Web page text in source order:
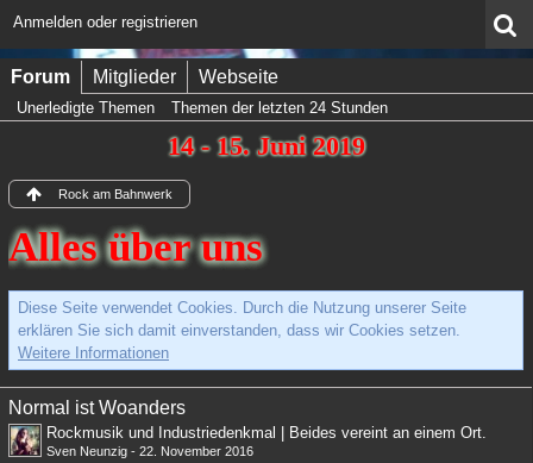
Anmelden oder registrieren
Forum Mitglieder Webseite
Unerledigte Themen Themen der letzten 24 Stunden
14 - 15. Juni 2019
Rock am Bahnwerk
Alles über uns
Diese Seite verwendet Cookies. Durch die Nutzung unserer Seite
erklären Sie sich damit einverstanden, dass wir Cookies setzen.
Weitere Informationen
Normal ist Woanders
Rockmusik und Industriedenkmal | Beides vereint an einem Ort.
Sven Neunzig - 22. November 2016